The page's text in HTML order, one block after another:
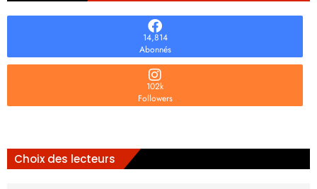
14,814
Abonnés
102k
Followers
Choix des lecteurs